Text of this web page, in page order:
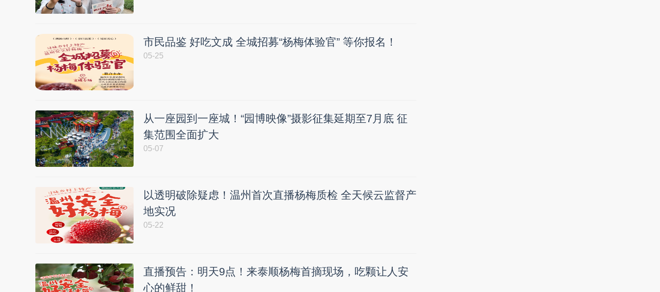
市民品鉴 好吃文成 全城招募“杨梅体验官” 等你报名！
05-25
从一座园到一座城！“园博映像”摄影征集延期至7月底 征
集范围全面扩大
05-07
以透明破除疑虑！温州首次直播杨梅质检 全天候云监督产
地实况
05-22
直播预告：明天9点！来泰顺杨梅首摘现场，吃颗让人安
心的鲜甜！